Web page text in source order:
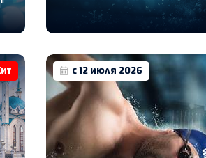
с 12 июля 2026